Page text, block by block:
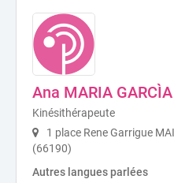
Ana MARIA
Kinésithérapeute
1 place Rene Garrigue
(66190)
Autres langues parlées